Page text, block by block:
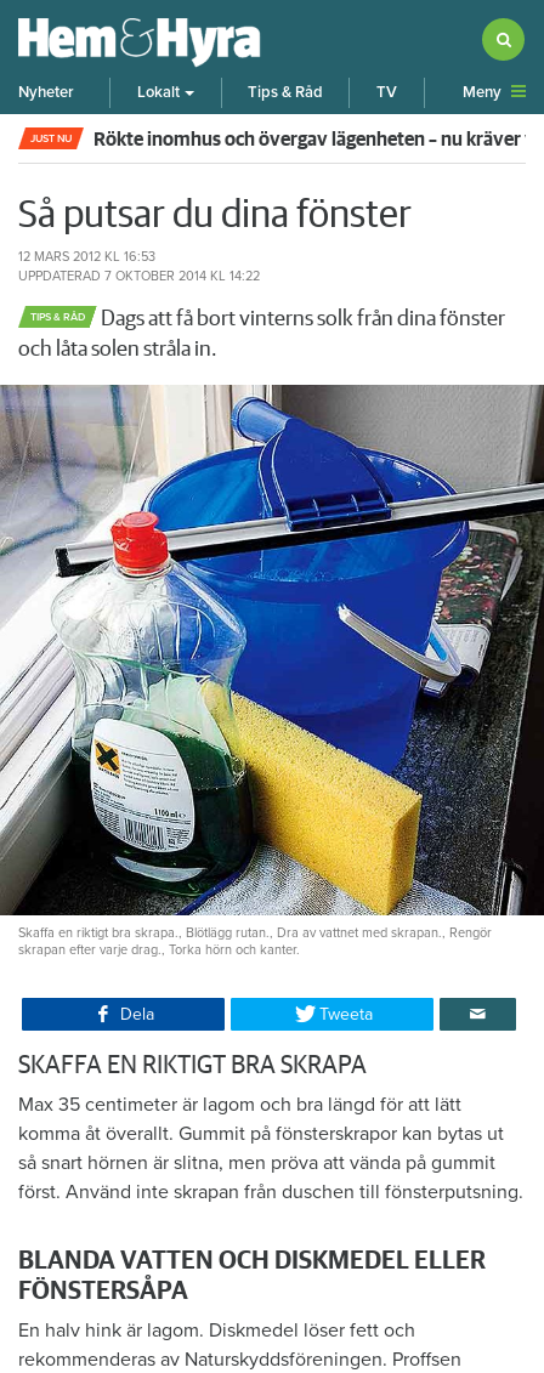
Nyheter Lokalt Tips & Råd TV Meny
JUST NU Rökte inomhus och övergav lägenheten – nu kräver
Så putsar du dina fönster
12 MARS 2012 KL 16:53
UPPDATERAD 7 OKTOBER 2014 KL 14:22
TIPS & RÅD
Dags att få bort vinterns solk från dina fönster
och låta solen stråla in.
Skaffa en riktigt bra skrapa., Blötlägg rutan., Dra av vattnet med skrapan., Rengör
skrapan efter varje drag., Torka hörn och kanter.
Dela Tweeta
SKAFFA EN RIKTIGT BRA SKRAPA
Max 35 centimeter är lagom och bra längd för att lätt
komma åt överallt. Gummit på fönsterskrapor kan bytas ut
så snart hörnen är slitna, men pröva att vända på gummit
först. Använd inte skrapan från duschen till fönsterputsning.
BLANDA VATTEN OCH DISKMEDEL ELLER
FÖNSTERSÅPA
En halv hink är lagom. Diskmedel löser fett och
rekommenderas av Naturskyddsföreningen. Proffsen